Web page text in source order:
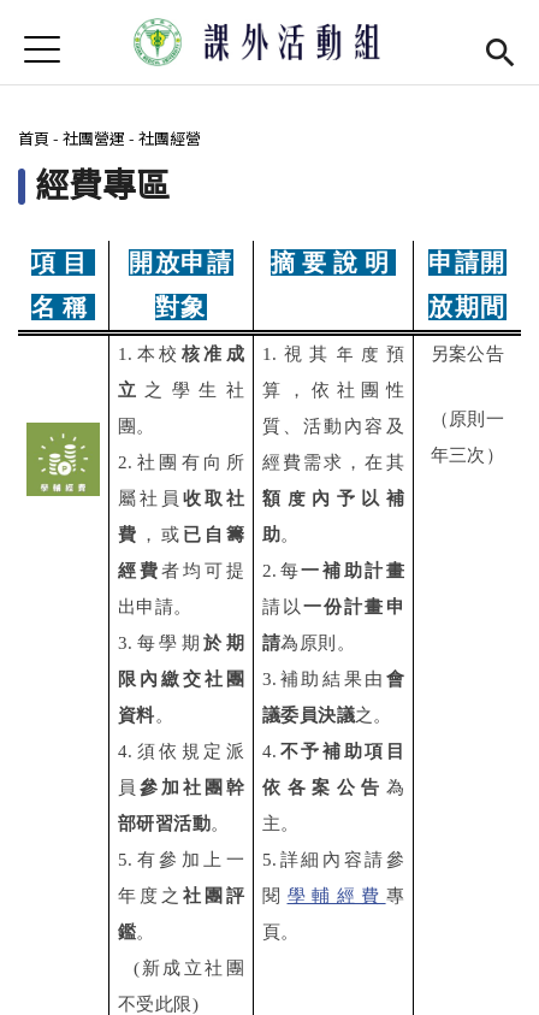
首頁
學務處首頁(link is external)
最新消息
單位介紹
Open
社團現況
Open
社團營運
Open
場器介紹
活動集錦
法令規章
Jump to Navigation
Jump to Main content
您在這裡
首頁 - 社團營運 - 社團經營
經費專區
項目
名稱
開放申請
對象
摘要說明
申請開
放期間
1. 本校 核准成
立 之學生社
團。
2.社團有向所
屬社員 收取社
費 ，或 已自籌
經費者均可提
出申請。
3.每學期於期
限內繳交社團
資料。
4.須依規定派
員 參加社團幹
部研習活動。
5.有參加上一
年度之 社團評
鑑。
(新成立社團
不受此限)
1. 視其年度預
算，依社團性
質、活動內容及
經費需求，在其
額度內予以補
助。
2.每一補助計畫
請以一份計畫申
請為原則。
3.補助結果由 會
議委員決議之。
4. 不予補助項目
依各案公告 為
主。
5.詳細內容請參
閱 學輔經費 專
頁。
另案公告
（原則一
年三次）